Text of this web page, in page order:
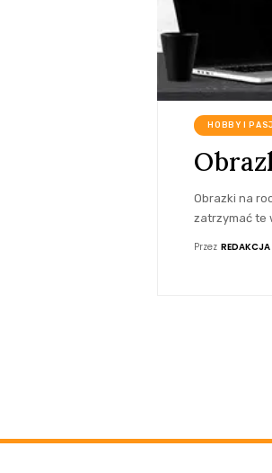
HOBBY I
Obrazki na
zatrzymać te
Przez REDAKCJA